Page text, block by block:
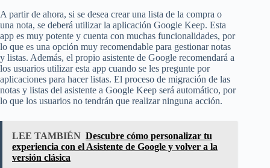
A partir de ahora, si se desea crear una lista de la compra o
una nota, se deberá utilizar la aplicación Google Keep. Esta
app es muy potente y cuenta con muchas funcionalidades, por
lo que es una opción muy recomendable para gestionar notas
y listas. Además, el propio asistente de Google recomendará a
los usuarios utilizar esta app cuando se les pregunte por
aplicaciones para hacer listas. El proceso de migración de las
notas y listas del asistente a Google Keep será automático, por
lo que los usuarios no tendrán que realizar ninguna acción.
LEE TAMBIÉN Descubre cómo personalizar tu
experiencia con el Asistente de Google y volver a la
versión clásica